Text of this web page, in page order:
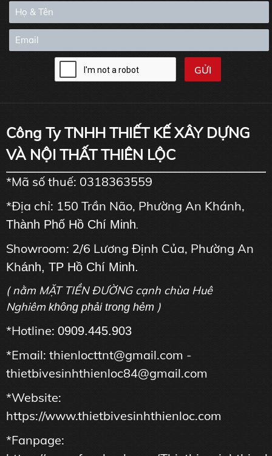
Công Ty TNHH THIẾT KẾ XÂY DỰNG
VÀ NỘI THẤT THIÊN LỘC
*Mã số thuế: 0318363559
*Địa chỉ: 150 Trần Não, Phường An Khánh,
Thành Phố Hồ Chí Minh.
Showroom: 2/6 Lương Định Của, Phường An
Khánh, TP Hồ Chí Minh.
( nằm MẶT TIỀN ĐƯỜNG cạnh chùa Huê
Nghiêm không phải trong hẻm )
*Hotline: 0909.445.903
*Email: thienlocttnt@gmail.com -
thietbivesinhthienloc84@gmail.com
*Website:
https://www.thietbivesinhthienloc.com
*Fanpage: